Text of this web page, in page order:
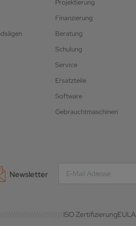
Projektierung
Finanzierung
Beratung
Schulung
Service
Ersatzteile
Software
Gebrauchtmaschinen
Newsletter
ISO ZertifizierungEULA